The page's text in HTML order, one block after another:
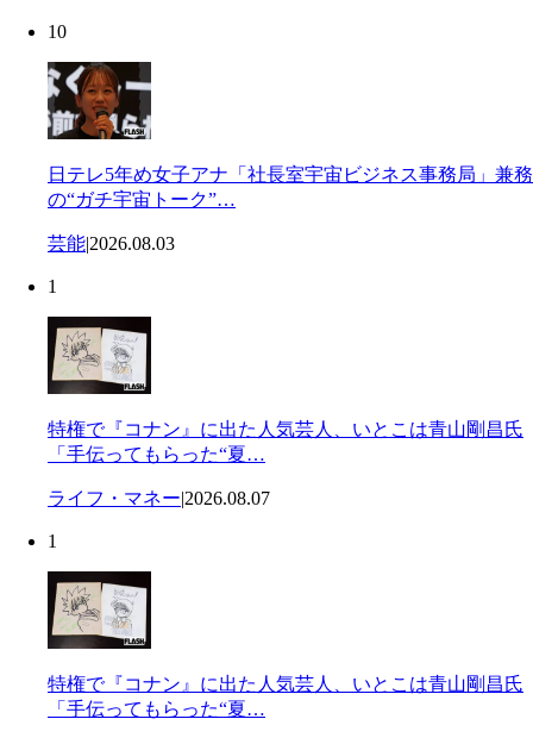
10
日テレ5年め女子アナ「社長室宇宙ビジネス事務局」兼務
の“ガチ宇宙トーク”…
芸能|2026.08.03
1
特権で『コナン』に出た人気芸人、いとこは青山剛昌氏
「手伝ってもらった“夏…
ライフ・マネー|2026.08.07
1
特権で『コナン』に出た人気芸人、いとこは青山剛昌氏
「手伝ってもらった“夏…